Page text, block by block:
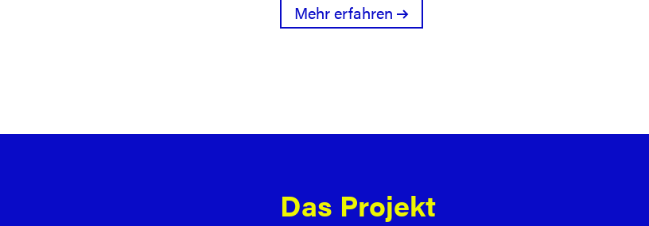
Mehr erfahren
Das Projekt